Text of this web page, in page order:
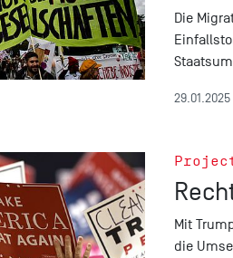
Die
29.01.2025
Mit
die